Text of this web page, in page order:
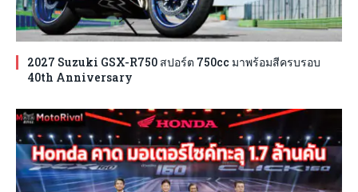
2027 Suzuki GSX-R750 สปอร์ต 750cc มาพร้อมสีครบรอบ
40th Anniversary